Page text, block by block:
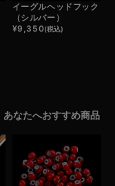
イーグルヘッドフック
（シルバー）
¥9,350(税込)
あなたへおすすめ商品